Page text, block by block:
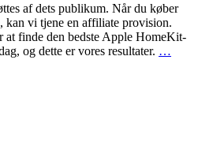
af dets publikum. Når du køber
kan vi tjene en affiliate provision.
at finde den bedste Apple HomeKit-
og dette er vores resultater. …